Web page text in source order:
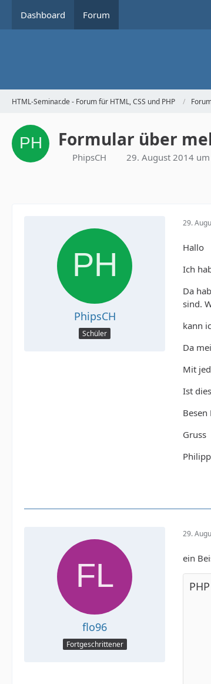
Dashboard Forum
HTML-Seminar.de - Forum für HTML, CSS und PHP
Formular über
PhipsCH 29. August 2014
PhipsCH
Schüler
29.
Hallo
Ich
Da
sind.
kann
Da
Mit
Ist
Gruss
Philipp
flo96
Fortgeschrittener
29.
ein
PHP